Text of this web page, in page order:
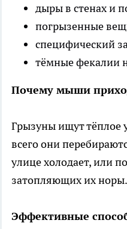
дыры в стенах и
погрызенные
специфический
тёмные фекалии
Почему мыши
Грызуны ищут
всего они
улице холодает, или
затопляющих их норы.
Эффективные